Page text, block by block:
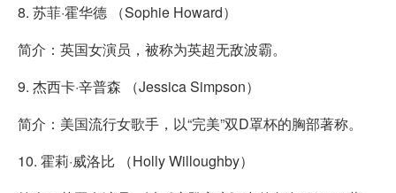
8. 苏菲·霍华德 （Sophie Howard）
简介：英国女演员，被称为英超无敌波霸。
9. 杰西卡·辛普森 （Jessica Simpson）
简介：美国流行女歌手，以“完美”双D罩杯的胸部著称。
10. 霍莉·威洛比 （Holly Willoughby）